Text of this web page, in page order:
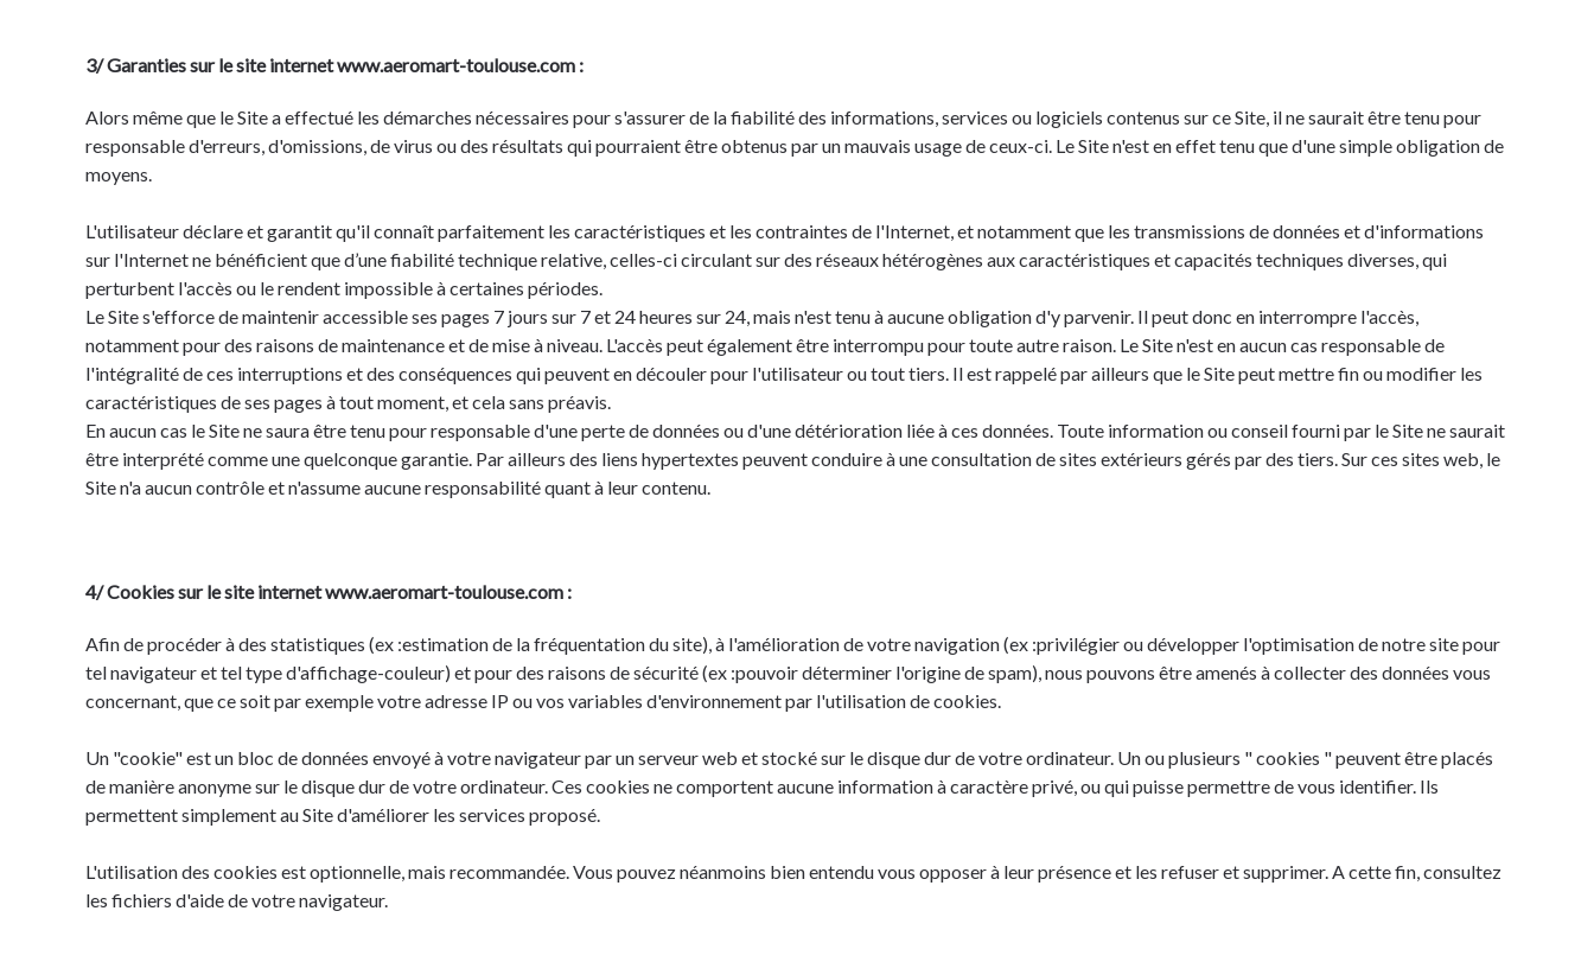
3/ Garanties sur le site internet www.aeromart-toulouse.com :
Alors même que le Site a effectué les démarches nécessaires pour s'assurer de la fiabilité des informations, services ou logiciels contenus sur ce Site, il ne saurait être tenu pour
responsable d'erreurs, d'omissions, de virus ou des résultats qui pourraient être obtenus par un mauvais usage de ceux-ci. Le Site n'est en effet tenu que d'une simple obligation de
moyens.
L'utilisateur déclare et garantit qu'il connaît parfaitement les caractéristiques et les contraintes de l'Internet, et notamment que les transmissions de données et d'informations
sur l'Internet ne bénéficient que d’une fiabilité technique relative, celles-ci circulant sur des réseaux hétérogènes aux caractéristiques et capacités techniques diverses, qui
perturbent l'accès ou le rendent impossible à certaines périodes.
Le Site s'efforce de maintenir accessible ses pages 7 jours sur 7 et 24 heures sur 24, mais n'est tenu à aucune obligation d'y parvenir. Il peut donc en interrompre l'accès,
notamment pour des raisons de maintenance et de mise à niveau. L'accès peut également être interrompu pour toute autre raison. Le Site n'est en aucun cas responsable de
l'intégralité de ces interruptions et des conséquences qui peuvent en découler pour l'utilisateur ou tout tiers. Il est rappelé par ailleurs que le Site peut mettre fin ou modifier les
caractéristiques de ses pages à tout moment, et cela sans préavis.
En aucun cas le Site ne saura être tenu pour responsable d'une perte de données ou d'une détérioration liée à ces données. Toute information ou conseil fourni par le Site ne saurait
être interprété comme une quelconque garantie. Par ailleurs des liens hypertextes peuvent conduire à une consultation de sites extérieurs gérés par des tiers. Sur ces sites web, le
Site n'a aucun contrôle et n'assume aucune responsabilité quant à leur contenu.
4/ Cookies sur le site internet www.aeromart-toulouse.com :
Afin de procéder à des statistiques (ex :estimation de la fréquentation du site), à l'amélioration de votre navigation (ex :privilégier ou développer l'optimisation de notre site pour
tel navigateur et tel type d'affichage-couleur) et pour des raisons de sécurité (ex :pouvoir déterminer l'origine de spam), nous pouvons être amenés à collecter des données vous
concernant, que ce soit par exemple votre adresse IP ou vos variables d'environnement par l'utilisation de cookies.
Un "cookie" est un bloc de données envoyé à votre navigateur par un serveur web et stocké sur le disque dur de votre ordinateur. Un ou plusieurs " cookies " peuvent être placés
de manière anonyme sur le disque dur de votre ordinateur. Ces cookies ne comportent aucune information à caractère privé, ou qui puisse permettre de vous identifier. Ils
permettent simplement au Site d'améliorer les services proposé.
L'utilisation des cookies est optionnelle, mais recommandée. Vous pouvez néanmoins bien entendu vous opposer à leur présence et les refuser et supprimer. A cette fin, consultez
les fichiers d'aide de votre navigateur.